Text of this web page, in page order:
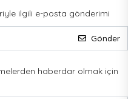
ilgili e-posta gönderimi
Gönder
haberdar olmak için